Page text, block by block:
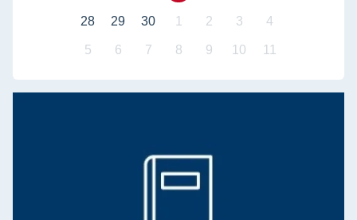
28 29 30 1 2 3 4
5 6 7 8 9 10 11